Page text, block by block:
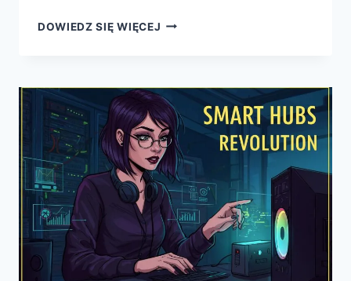
DOWIEDZ SIĘ WIĘCEJ REWOLUCJA
–
PROCESORY
APPLE
M4
Z
ZAAWANSOWANYM
WSPARCIEM
DLA
SZTUCZNEJ
INTELIGENCJI